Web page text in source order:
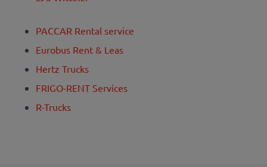
PACCAR Rental service
Eurobus Rent & Leas
Hertz Trucks
FRIGO-RENT Services
R-Trucks